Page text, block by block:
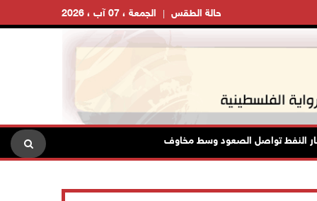
الجمعة ، 07 آب ، 2026 حالة الطقس
تواصل الصعود وسط مخاوف بشأن مستقبل الملاحة في هرمز